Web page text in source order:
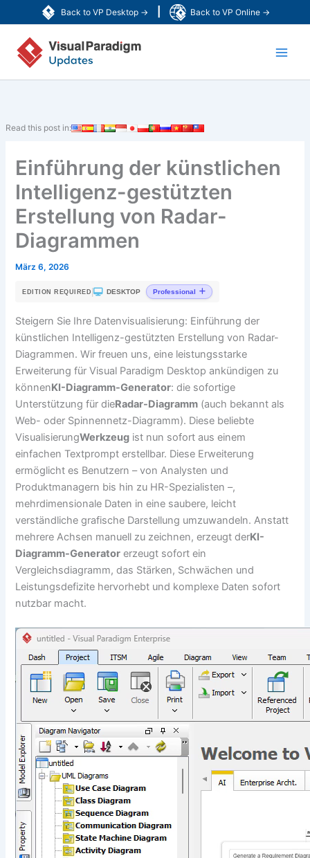
Back to VP Desktop → Back to VP Online →
Inhalt
springen
Read this post in:
Einführung der künstlichen
Intelligenz-gestützten
Erstellung von Radar-
Diagrammen
März 6, 2026
EDITION REQUIRED | DESKTOP Professional
Steigern Sie Ihre Datenvisualisierung: Einführung der
künstlichen Intelligenz-gestützten Erstellung von Radar-
Diagrammen. Wir freuen uns, eine leistungsstarke
Erweiterung für Visual Paradigm Desktop ankündigen zu
könnenKI-Diagramm-Generator: die sofortige
Unterstützung für dieRadar-Diagramm (auch bekannt als
Web- oder Spinnennetz-Diagramm). Diese beliebte
VisualisierungWerkzeug ist nun sofort aus einem
einfachen Textprompt erstellbar. Diese Erweiterung
ermöglicht es Benutzern – von Analysten und
Produktmanagern bis hin zu HR-Spezialisten –,
mehrdimensionale Daten in eine saubere, leicht
verständliche grafische Darstellung umzuwandeln. Anstatt
mehrere Achsen manuell zu zeichnen, erzeugt derKI-
Diagramm-Generator erzeugt sofort ein
Vergleichsdiagramm, das Stärken, Schwächen und
Leistungsdefizite hervorhebt und komplexe Daten sofort
nutzbar macht.